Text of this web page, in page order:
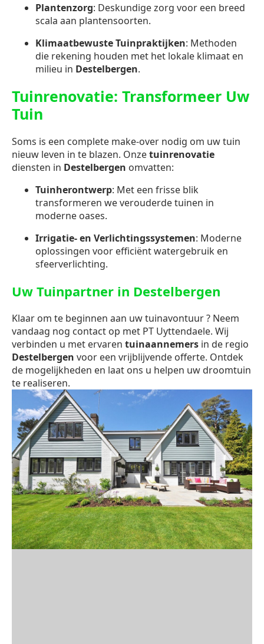
Plantenzorg: Deskundige zorg voor een breed
scala aan plantensoorten.
Klimaatbewuste Tuinpraktijken: Methoden
die rekening houden met het lokale klimaat en
milieu in Destelbergen.
Tuinrenovatie: Transformeer Uw
Tuin
Soms is een complete make-over nodig om uw tuin
nieuw leven in te blazen. Onzetuinrenovatie
diensten in Destelbergen omvatten:
Tuinherontwerp: Met een frisse blik
transformeren we verouderde tuinen in
moderne oases.
Irrigatie- en Verlichtingssystemen: Moderne
oplossingen voor efficiënt watergebruik en
sfeerverlichting.
Uw Tuinpartner in Destelbergen
Klaar om te beginnen aan uw tuinavontuur ? Neem
vandaag nog contact op met PT Uyttendaele. Wij
verbinden u met ervaren tuinaannemers in de regio
Destelbergen voor een vrijblijvende offerte. Ontdek
de mogelijkheden en laat ons u helpen uw droomtuin
te realiseren.